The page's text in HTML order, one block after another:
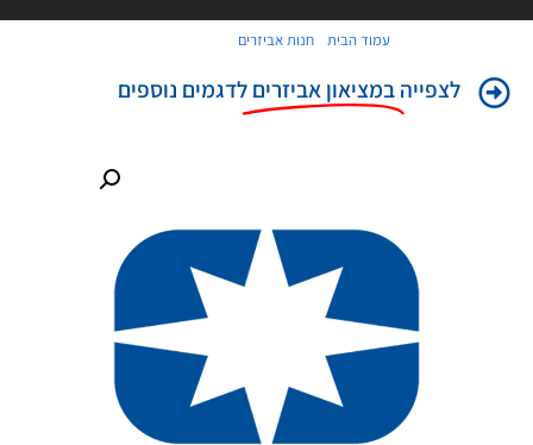
עמוד הבית /חנות אביזרים
לצפייהבמציאון אביזרים לדגמים נוספים